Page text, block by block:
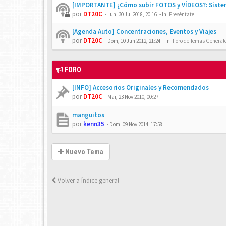
[IMPORTANTE] ¿Cómo subir FOTOS y VÍDEOS?:
porDT20C - Lun, 30 Jul 2018, 20:16 - In: Preséntate.
[Agenda Auto] Concentraciones, Eventos y Viajes
porDT20C - Dom, 10 Jun 2012, 21:24 - In: Foro de Temas
FORO
[INFO] Accesorios Originales y Recomendados
porDT20C - Mar, 23 Nov 2010, 00:27
manguitos
porkenn35 - Dom, 09 Nov 2014, 17:58
Nuevo Tema
Volver a Índice general